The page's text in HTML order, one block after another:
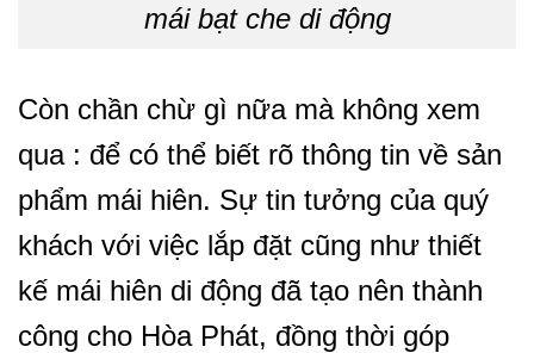
mái bạt che di động
Còn chần chừ gì nữa mà không xem
qua : để có thể biết rõ thông tin về sản
phẩm mái hiên. Sự tin tưởng của quý
khách với việc lắp đặt cũng như thiết
kế mái hiên di động đã tạo nên thành
công cho Hòa Phát, đồng thời góp